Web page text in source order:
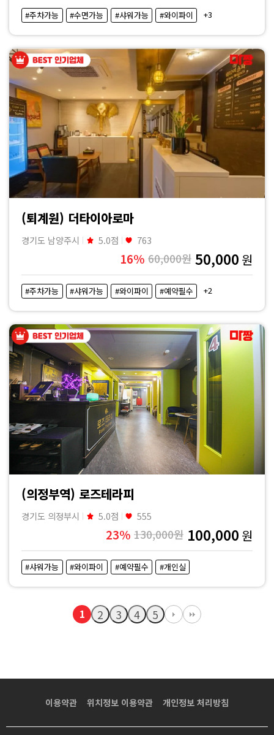
#주차가능 #수면가능 #샤워가능 #와이파이 +3
(퇴계원) 더타이아로마
경기도 남양주시 5.0점 763
16% 60,000원 50,000 원
#주차가능 #샤워가능 #와이파이 #예약필수 +2
(의정부역) 로즈테라피
경기도 의정부시 5.0점 555
23% 130,000원 100,000 원
#샤워가능 #와이파이 #예약필수 #개인실
1 2 3 4 5
이용약관 위치정보 이용약관 개인정보 처리방침